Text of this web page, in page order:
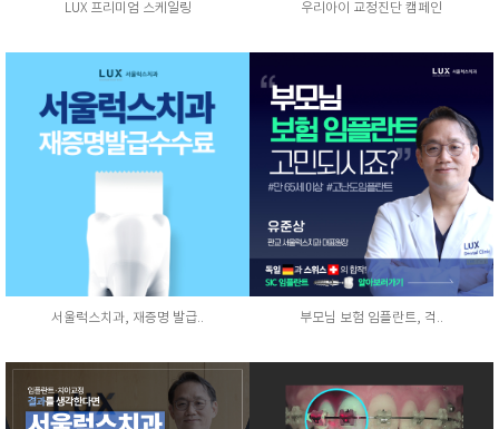
LUX 프리미엄 스케일링 우리아이 교정진단 캠페인
서울럭스치과, 재증명 발급.. 부모님 보험 임플란트, 걱..